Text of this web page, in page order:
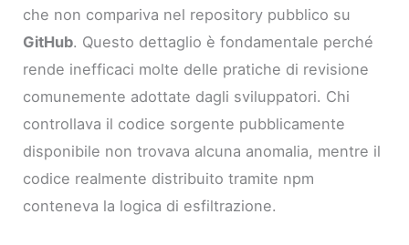
che non compariva nel repository pubblico su
GitHub. Questo dettaglio è fondamentale perché
rende inefficaci molte delle pratiche di revisione
comunemente adottate dagli sviluppatori. Chi
controllava il codice sorgente pubblicamente
disponibile non trovava alcuna anomalia, mentre il
codice realmente distribuito tramite npm
conteneva la logica di esfiltrazione.